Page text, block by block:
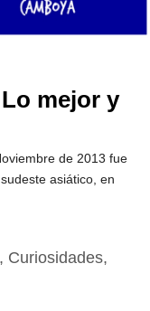
mejor y
de 2013 fue
asiático, en
Curiosidades,